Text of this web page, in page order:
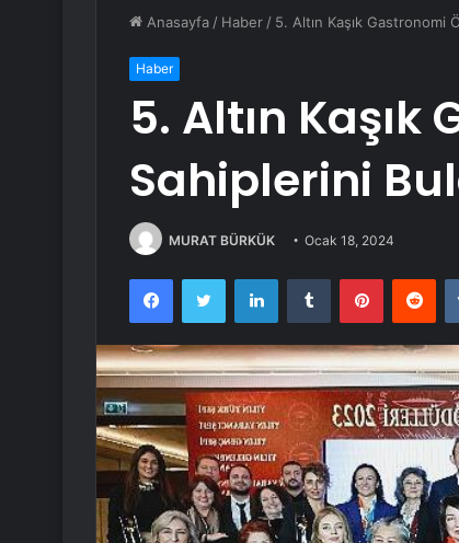
Anasayfa / Haber / 5. Altın Kaşık Gastronomi
Haber
5. Altın
Sahiplerini
MURAT BÜRKÜK Ocak 18, 2024
FacebookTwitter LinkedInTumblr Pinterest